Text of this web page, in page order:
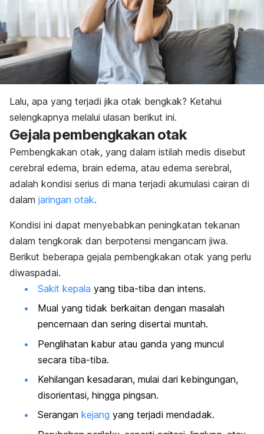
Lalu, apa yang terjadi jika otak bengkak? Ketahui
selengkapnya melalui ulasan berikut ini.
Gejala pembengkakan otak
Pembengkakan otak, yang dalam istilah medis disebut
cerebral edema, brain edema, atau edema serebral,
adalah kondisi serius di mana terjadi akumulasi cairan di
dalam jaringan otak.
Kondisi ini dapat menyebabkan peningkatan tekanan
dalam tengkorak dan berpotensi mengancam jiwa.
Berikut beberapa gejala pembengkakan otak yang perlu
diwaspadai.
Sakit kepala yang tiba-tiba dan intens.
Mual yang tidak berkaitan dengan masalah
pencernaan dan sering disertai muntah.
Penglihatan kabur atau ganda yang muncul
secara tiba-tiba.
Kehilangan kesadaran, mulai dari kebingungan,
disorientasi, hingga pingsan.
Serangan kejang yang terjadi mendadak.